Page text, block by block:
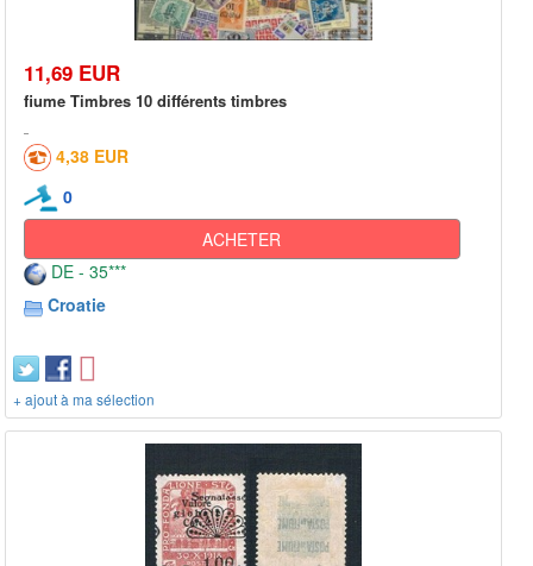
11,69 EUR
fiume Timbres 10 différents timbres
4,38 EUR
0
ACHETER
DE - 35***
Croatie
+ ajout à ma sélection